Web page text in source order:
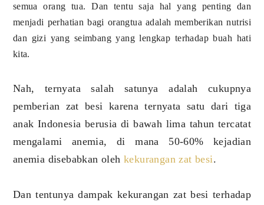
semua orang tua. Dan tentu saja hal yang penting dan
menjadi perhatian bagi orangtua adalah memberikan nutrisi
dan gizi yang seimbang yang lengkap terhadap buah hati
kita.
Nah, ternyata salah satunya adalah cukupnya
pemberian zat besi karena ternyata satu dari tiga
anak Indonesia berusia di bawah lima tahun tercatat
mengalami anemia, di mana 50-60% kejadian
anemia disebabkan olehkekurangan zat besi.
Dan tentunya dampak kekurangan zat besi terhadap